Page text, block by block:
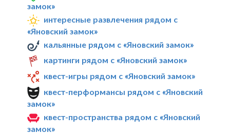
замок»
интересные развлечения рядом с
«Яновский замок»
кальянные рядом с «Яновский замок»
картинги рядом с «Яновский замок»
квест-игры рядом с «Яновский замок»
квест-перформансы рядом с «Яновский
замок»
квест-пространства рядом с «Яновский
замок»